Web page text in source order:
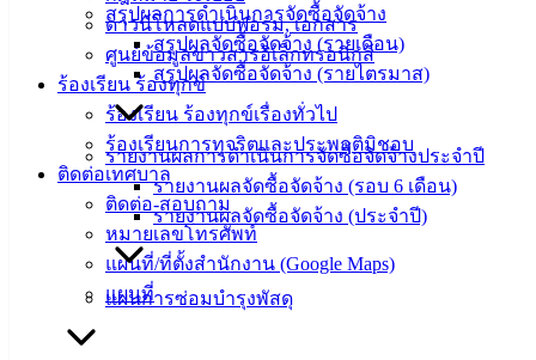
ดาวน์โหลดแบบฟอร์ม, เอกสาร
ศูนย์ข้อมูลข่าวสารอิเล็กทรอนิกส์
ร้องเรียน ร้องทุกข์
ร้องเรียน ร้องทุกข์เรื่องทั่วไป
ร้องเรียนการทุจริตและประพฤติมิชอบ
ติดต่อเทศบาล
ติดต่อ-สอบถาม
หมายเลขโทรศัพท์
แผนที่/ที่ตั้งสำนักงาน (Google Maps)
แผนที่
สรุปผลการดำเนินการจัดซื้อจัดจ้าง
สรุปผลจัดซื้อจัดจ้าง (รายเดือน)
สรุปผลจัดซื้อจัดจ้าง (รายไตรมาส)
รายงานผลการดำเนินการจัดซื้อจัดจ้างประจำปี
รายงานผลจัดซื้อจัดจ้าง (รอบ 6 เดือน)
รายงานผลจัดซื้อจัดจ้าง (ประจำปี)
แผนการซ่อมบำรุงพัสดุ
Management)
ติดต่อ
เทศบาล
สายตรง
นายก
ประวัติ
เทศบาล
ผู้บริหาร
และ